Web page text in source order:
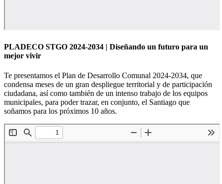
PLADECO STGO 2024-2034 | Diseñando un futuro para un
mejor vivir
Te presentamos el Plan de Desarrollo Comunal 2024-2034, que
condensa meses de un gran despliegue territorial y de participación
ciudadana, así como también de un intenso trabajo de los equipos
municipales, para poder trazar, en conjunto, el Santiago que
soñamos para los próximos 10 años.